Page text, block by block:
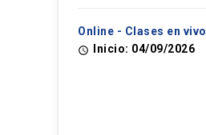
Online - Clases en vivo
access_time Inicio: 04/09/2026